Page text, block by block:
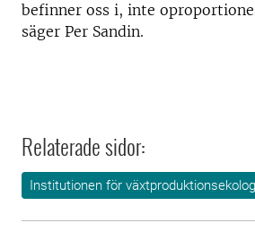
befinner oss i, inte
säger Per Sandin.
Relaterade sidor:
Institutionen för